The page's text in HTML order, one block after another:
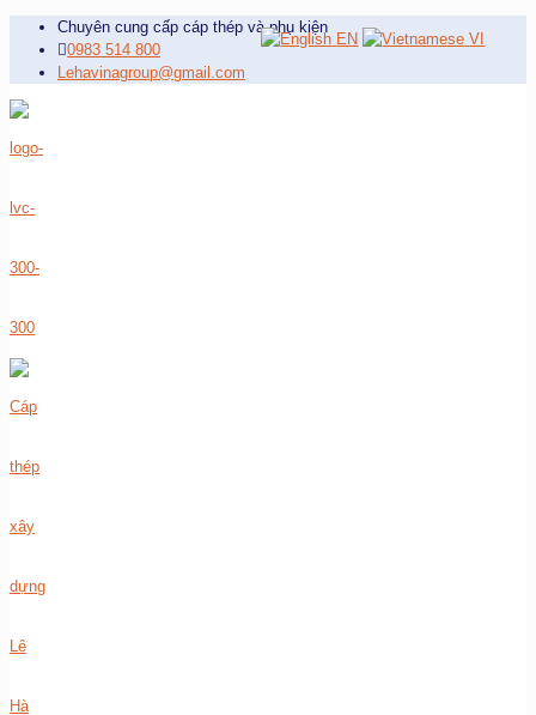
Chuyên cung cấp cáp thép và phụ kiện
0983 514 800
Lehavinagroup@gmail.com
EN VI